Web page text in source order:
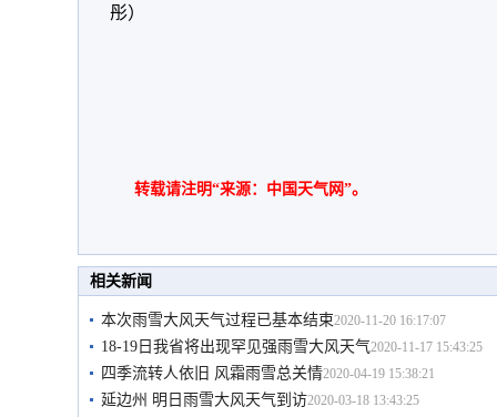
彤）
转载请注明“来源：中国天气网”。
相关新闻
本次雨雪大风天气过程已基本结束2020-11-20 16:17:07
18-19日我省将出现罕见强雨雪大风天气2020-11-17 15:43:25
四季流转人依旧 风霜雨雪总关情2020-04-19 15:38:21
延边州 明日雨雪大风天气到访2020-03-18 13:43:25